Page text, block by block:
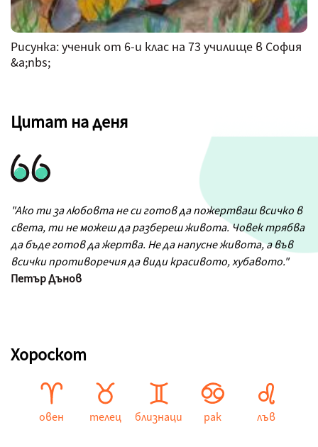
Рисунка: ученик от 6-и клас на 73 училище в София
&a;nbs;
Цитат на деня
"Ако ти за любовта не си готов да пожертваш всичко в
света, ти не можеш да разбереш живота. Човек трябва
да бъде готов да жертва. Не да напусне живота, а във
всички противоречия да види красивото, хубавото."
Петър Дънов
Хороскот
овен телец близнаци рак лъв